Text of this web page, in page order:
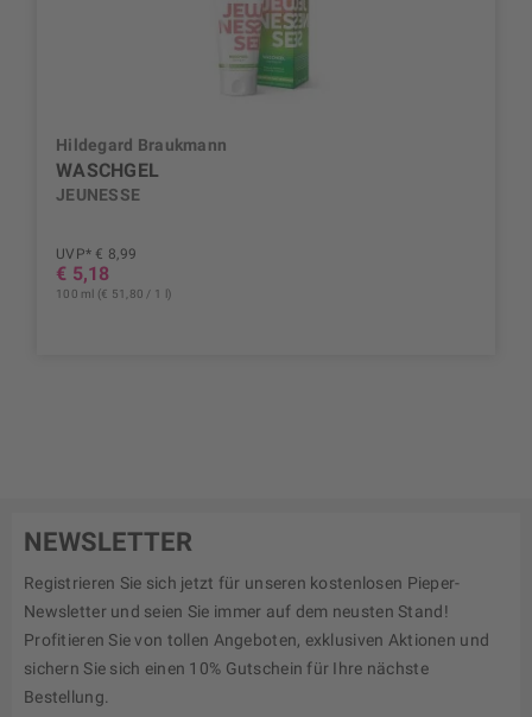
Hildegard Braukmann
WASCHGEL
JEUNESSE
UVP* € 8,99
€ 5,18
100 ml (€ 51,80 / 1 l)
NEWSLETTER
Registrieren Sie sich jetzt für unseren kostenlosen Pieper-
Newsletter und seien Sie immer auf dem neusten Stand!
Profitieren Sie von tollen Angeboten, exklusiven Aktionen und
sichern Sie sich einen 10% Gutschein für Ihre nächste
Bestellung.